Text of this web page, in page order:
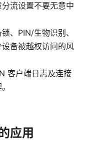
流设置不要无意中
、PIN/生物识别、
备被越权访问的风
客户端日志及连接
应用